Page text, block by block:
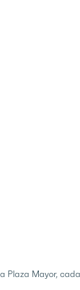
Plaza Mayor,